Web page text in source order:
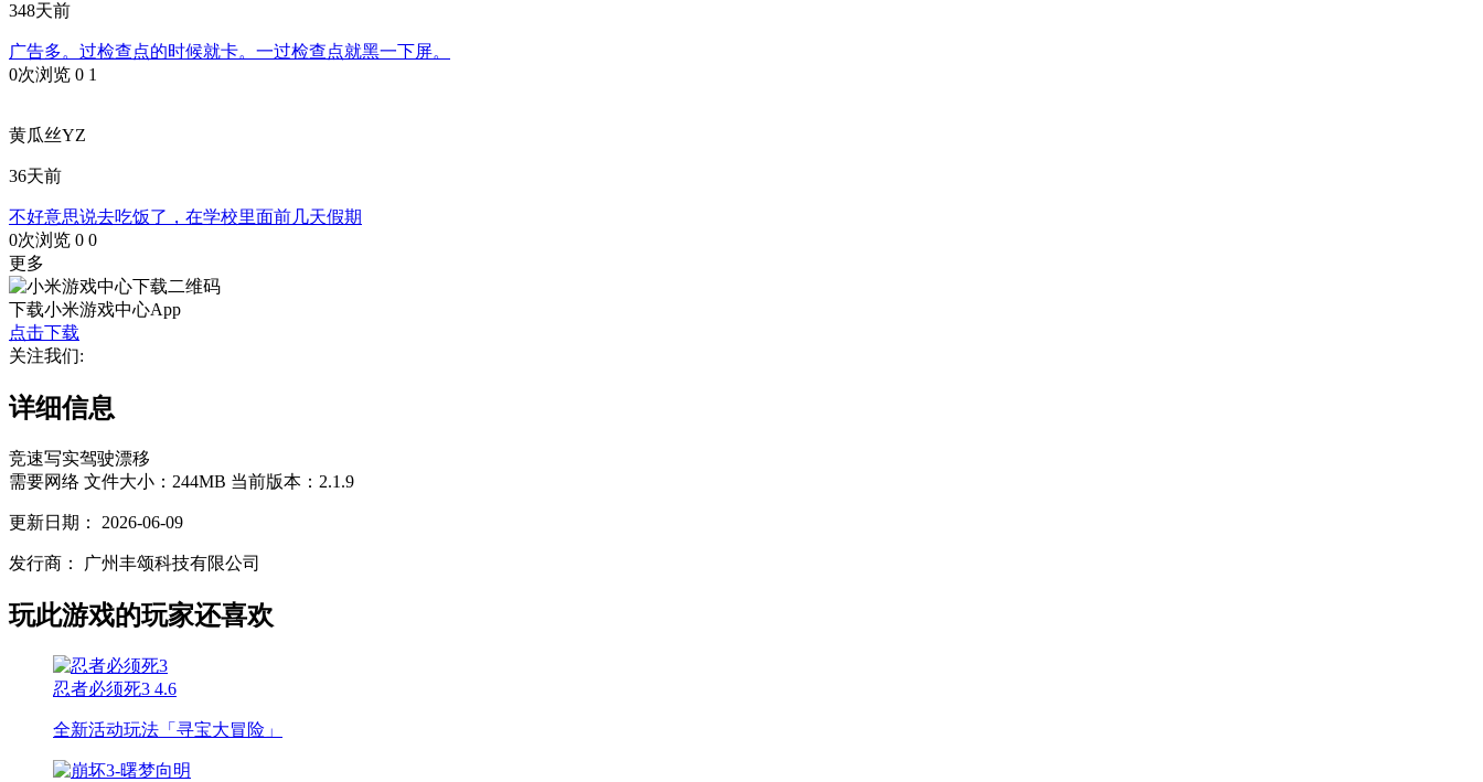
348天前
广告多。过检查点的时候就卡。一过检查点就黑一下屏。
0次浏览 0 1
黄瓜丝YZ
36天前
不好意思说去吃饭了，在学校里面前几天假期
0次浏览 0 0
更多
下载小米游戏中心App
点击下载
关注我们:
详细信息
竞速写实驾驶漂移
需要网络 文件大小：244MB 当前版本：2.1.9
更新日期： 2026-06-09
发行商： 广州丰颂科技有限公司
玩此游戏的玩家还喜欢
忍者必须死3 4.6
全新活动玩法「寻宝大冒险」